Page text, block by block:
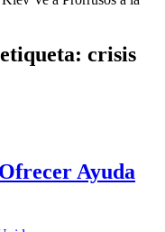
crisis
Ayuda